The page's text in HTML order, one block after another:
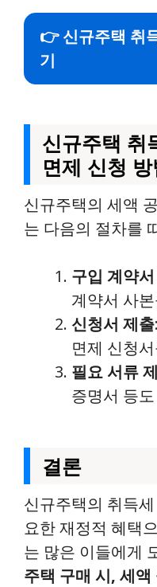
👉 신규주택 취
기
신규주택 취
면제 신청 방
신규주택의 세액
는 다음의 절차를
구입 계약
계약서 사
신청서 제출
면제 신청
필요 서류
증명서 등
결론
신규주택의 취득
요한 재정적 혜택
는 많은 이들에게
주택 구매 시, 세